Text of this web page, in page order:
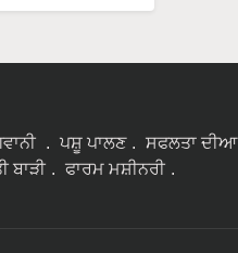
ਪਸ਼ੂ ਪਾਲਣ
ਸਫਲਤਾ ਦੀਆ
ਬਾੜੀ
ਫਾਰਮ ਮਸ਼ੀਨਰੀ